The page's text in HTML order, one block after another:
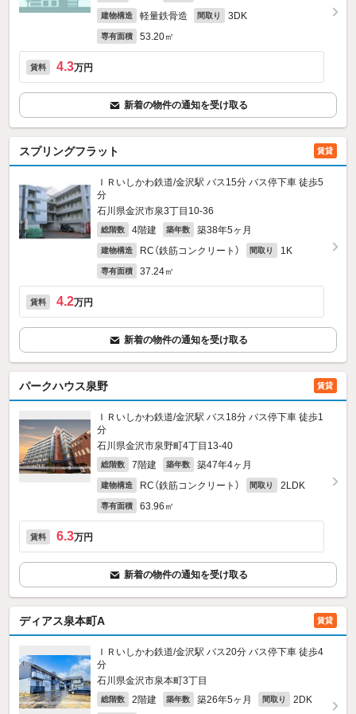
建物構造 軽量鉄骨造 間取り 3DK
専有面積 53.20㎡
賃料 4.3万円
新着の物件の通知を受け取る
スプリングフラット 賃貸
ＩＲいしかわ鉄道/金沢駅 バス15分 バス停下車 徒歩5
分
石川県金沢市泉3丁目10-36
総階数 4階建 築年数 築38年5ヶ月
建物構造 RC（鉄筋コンクリート） 間取り 1K
専有面積 37.24㎡
賃料 4.2万円
新着の物件の通知を受け取る
パークハウス泉野 賃貸
ＩＲいしかわ鉄道/金沢駅 バス18分 バス停下車 徒歩1
分
石川県金沢市泉野町4丁目13-40
総階数 7階建 築年数 築47年4ヶ月
建物構造 RC（鉄筋コンクリート） 間取り 2LDK
専有面積 63.96㎡
賃料 6.3万円
新着の物件の通知を受け取る
ディアス泉本町A 賃貸
ＩＲいしかわ鉄道/金沢駅 バス20分 バス停下車 徒歩4
分
石川県金沢市泉本町3丁目
総階数 2階建 築年数 築26年5ヶ月 間取り 2DK